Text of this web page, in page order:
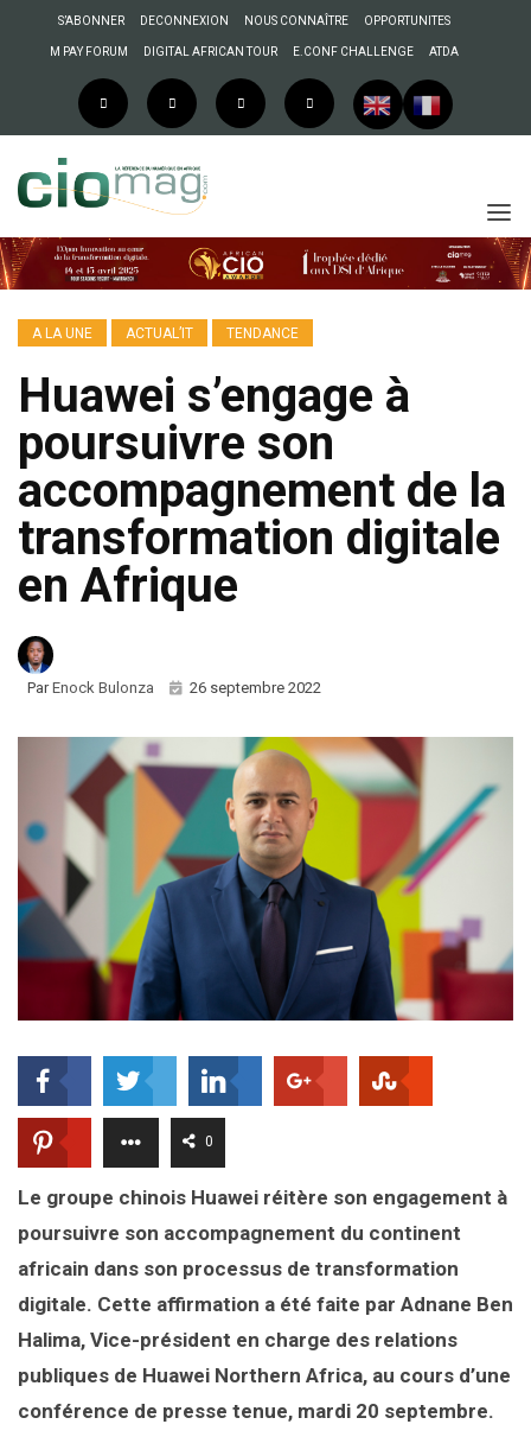
S’ABONNER DECONNEXION NOUS CONNAÎTRE OPPORTUNITES
M PAY FORUM DIGITAL AFRICAN TOUR E.CONF CHALLENGE ATDA
A LA UNE ACTUAL’IT TENDANCE
Huawei s’engage à
poursuivre son
accompagnement de la
transformation digitale
en Afrique
ParEnock Bulonza 26 septembre 2022
0
Le groupe chinois Huawei réitère son engagement à
poursuivre son accompagnement du continent
africain dans son processus de transformation
digitale. Cette affirmation a été faite par Adnane Ben
Halima, Vice-président en charge des relations
publiques de Huawei Northern Africa, au cours d’une
conférence de presse tenue, mardi 20 septembre.